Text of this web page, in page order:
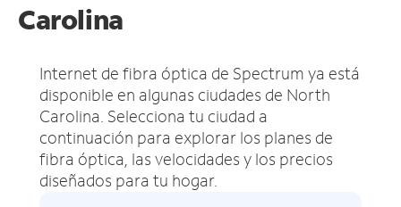
Carolina
Internet de fibra óptica de Spectrum ya está
disponible en algunas ciudades de North
Carolina. Selecciona tu ciudad a
continuación para explorar los planes de
fibra óptica, las velocidades y los precios
diseñados para tu hogar.